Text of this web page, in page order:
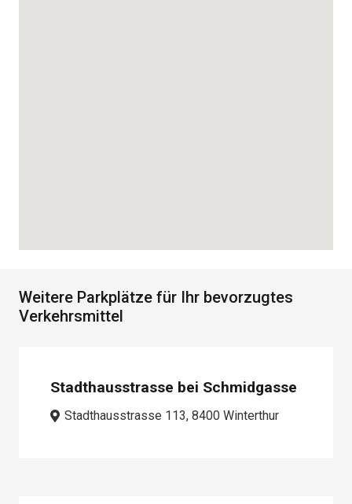
Weitere Parkplätze für Ihr bevorzugtes
Verkehrsmittel
Stadthausstrasse bei Schmidgasse
Stadthausstrasse 113, 8400 Winterthur